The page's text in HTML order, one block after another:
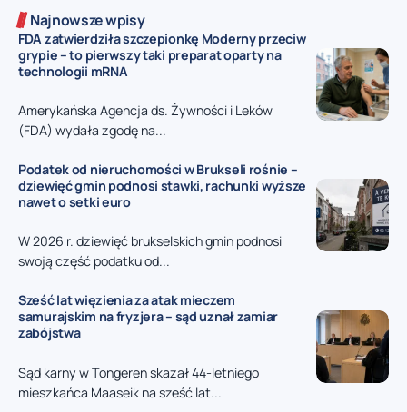
Najnowsze wpisy
FDA zatwierdziła szczepionkę Moderny przeciw
grypie – to pierwszy taki preparat oparty na
technologii mRNA
Amerykańska Agencja ds. Żywności i Leków
(FDA) wydała zgodę na...
Podatek od nieruchomości w Brukseli rośnie –
dziewięć gmin podnosi stawki, rachunki wyższe
nawet o setki euro
W 2026 r. dziewięć brukselskich gmin podnosi
swoją część podatku od...
Sześć lat więzienia za atak mieczem
samurajskim na fryzjera – sąd uznał zamiar
zabójstwa
Sąd karny w Tongeren skazał 44-letniego
mieszkańca Maaseik na sześć lat...